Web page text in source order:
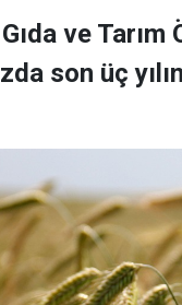
ve Tarım
son üç